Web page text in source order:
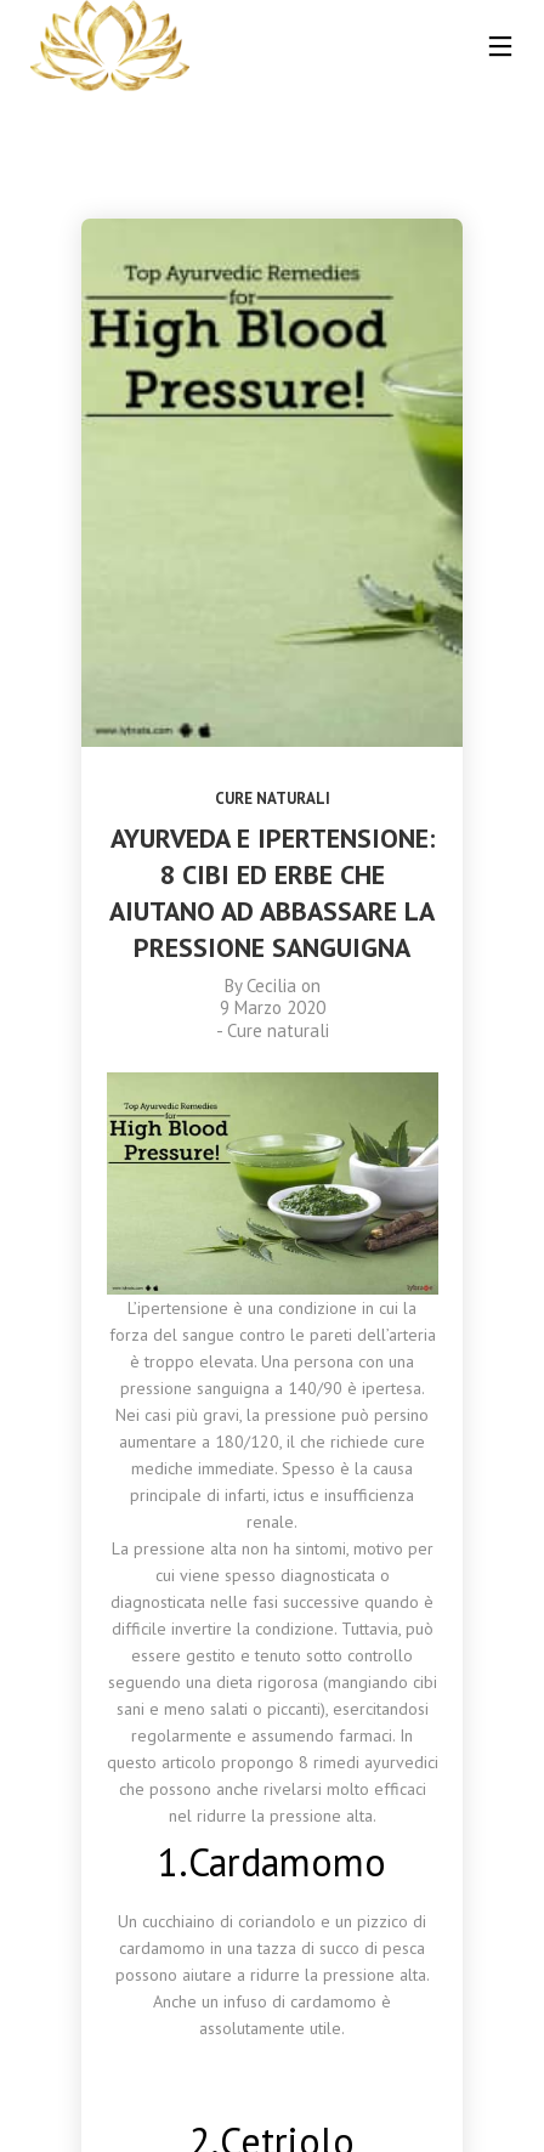
13
NOVEMBRE
2025
30
OTTOBRE
2023
NOVEMBRE 2023
30
OTTOBRE
2023
CORSO TRATTAMENTI
AYURVEDA – HOT
PINDASWEDA A
NOVEMBRE 2023
2023
ARMONIA,
CURE NATURALI
AYURVEDA E IPERTENSIONE:
8 CIBI ED ERBE CHE
AIUTANO AD ABBASSARE LA
PRESSIONE SANGUIGNA
By Cecilia on
9 Marzo 2020
- Cure naturali
L’ipertensione è una condizione in cui la
forza del sangue contro le pareti dell’arteria
è troppo elevata. Una persona con una
pressione sanguigna a 140/90 è ipertesa.
Nei casi più gravi, la pressione può persino
aumentare a 180/120, il che richiede cure
mediche immediate. Spesso è la causa
principale di infarti, ictus e insufficienza
renale.
La pressione alta non ha sintomi, motivo per
cui viene spesso diagnosticata o
diagnosticata nelle fasi successive quando è
difficile invertire la condizione. Tuttavia, può
essere gestito e tenuto sotto controllo
seguendo una dieta rigorosa (mangiando cibi
sani e meno salati o piccanti), esercitandosi
regolarmente e assumendo farmaci. In
questo articolo propongo 8 rimedi ayurvedici
che possono anche rivelarsi molto efficaci
nel ridurre la pressione alta.
1.Cardamomo
Un cucchiaino di coriandolo e un pizzico di
cardamomo in una tazza di succo di pesca
possono aiutare a ridurre la pressione alta.
Anche un infuso di cardamomo è
assolutamente utile.
2.Cetriolo